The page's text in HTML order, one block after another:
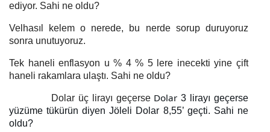
ediyor. Sahi ne oldu?
Velhasıl kelem o nerede, bu nerde sorup duruyoruz
sonra unutuyoruz.
Tek haneli enflasyon u % 4 % 5 lere inecekti yine çift
haneli rakamlara ulaştı. Sahi ne oldu?
Dolar üç lirayı geçerse Dolar3 lirayı geçerse
yüzüme tükürün diyen Jöleli Dolar 8,55’ geçti. Sahi ne
oldu?